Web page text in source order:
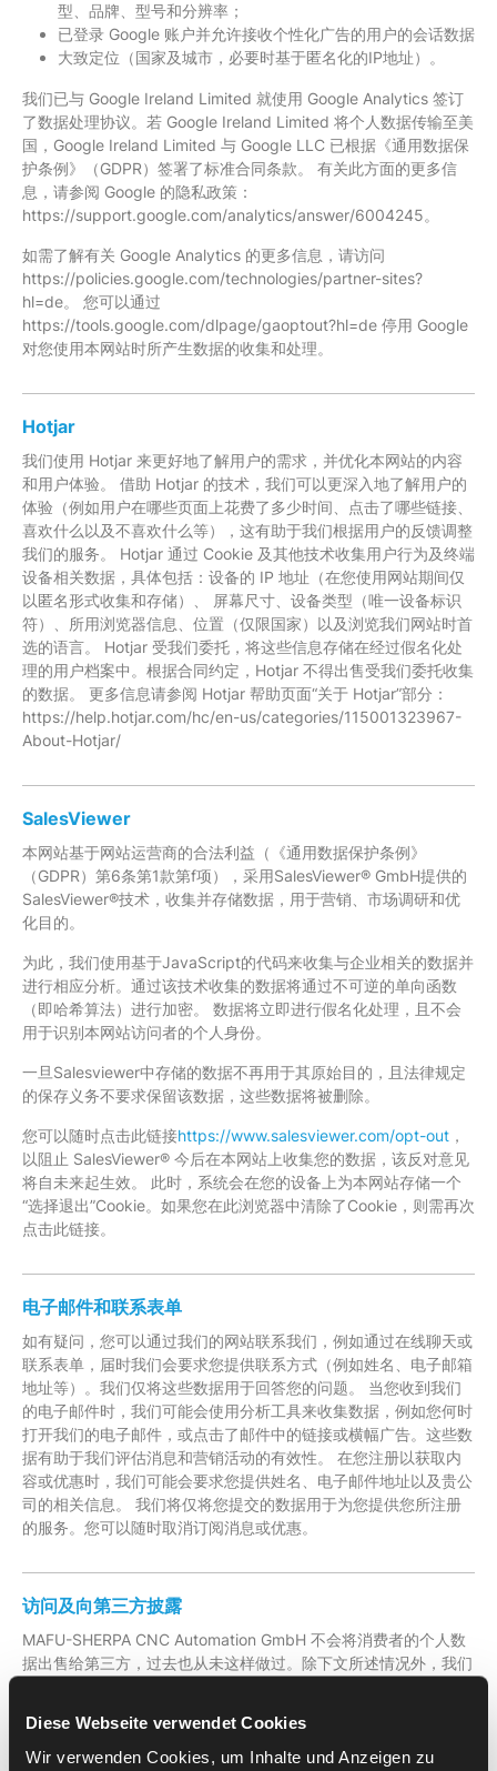
Diese Webseite verwendet Cookies
Wir verwenden Cookies, um Inhalte und Anzeigen zu
型、品牌、型号和分辨率；
已登录 Google 账户并允许接收个性化广告的用户的会话数据
大致定位（国家及城市，必要时基于匿名化的IP地址）。
我们已与 Google Ireland Limited 就使用 Google Analytics 签订
了数据处理协议。若 Google Ireland Limited 将个人数据传输至美
国，Google Ireland Limited 与 Google LLC 已根据《通用数据保
护条例》（GDPR）签署了标准合同条款。 有关此方面的更多信
息，请参阅 Google 的隐私政策：
https://support.google.com/analytics/answer/6004245。
如需了解有关 Google Analytics 的更多信息，请访问
https://policies.google.com/technologies/partner-sites?
hl=de。 您可以通过
https://tools.google.com/dlpage/gaoptout?hl=de 停用 Google
对您使用本网站时所产生数据的收集和处理。
Hotjar
我们使用 Hotjar 来更好地了解用户的需求，并优化本网站的内容
和用户体验。 借助 Hotjar 的技术，我们可以更深入地了解用户的
体验（例如用户在哪些页面上花费了多少时间、点击了哪些链接、
喜欢什么以及不喜欢什么等），这有助于我们根据用户的反馈调整
我们的服务。 Hotjar 通过 Cookie 及其他技术收集用户行为及终端
设备相关数据，具体包括：设备的 IP 地址（在您使用网站期间仅
以匿名形式收集和存储）、 屏幕尺寸、设备类型（唯一设备标识
符）、所用浏览器信息、位置（仅限国家）以及浏览我们网站时首
选的语言。 Hotjar 受我们委托，将这些信息存储在经过假名化处
理的用户档案中。根据合同约定，Hotjar 不得出售受我们委托收集
的数据。 更多信息请参阅 Hotjar 帮助页面“关于 Hotjar”部分：
https://help.hotjar.com/hc/en-us/categories/115001323967-
About-Hotjar/
SalesViewer
本网站基于网站运营商的合法利益（《通用数据保护条例》
（GDPR）第6条第1款第f项），采用SalesViewer® GmbH提供的
SalesViewer®技术，收集并存储数据，用于营销、市场调研和优
化目的。
为此，我们使用基于JavaScript的代码来收集与企业相关的数据并
进行相应分析。通过该技术收集的数据将通过不可逆的单向函数
（即哈希算法）进行加密。 数据将立即进行假名化处理，且不会
用于识别本网站访问者的个人身份。
一旦Salesviewer中存储的数据不再用于其原始目的，且法律规定
的保存义务不要求保留该数据，这些数据将被删除。
您可以随时点击此链接https://www.salesviewer.com/opt-out ，
以阻止 SalesViewer® 今后在本网站上收集您的数据，该反对意见
将自未来起生效。 此时，系统会在您的设备上为本网站存储一个
“选择退出”Cookie。如果您在此浏览器中清除了Cookie，则需再次
点击此链接。
电子邮件和联系表单
如有疑问，您可以通过我们的网站联系我们，例如通过在线聊天或
联系表单，届时我们会要求您提供联系方式（例如姓名、电子邮箱
地址等）。我们仅将这些数据用于回答您的问题。 当您收到我们
的电子邮件时，我们可能会使用分析工具来收集数据，例如您何时
打开我们的电子邮件，或点击了邮件中的链接或横幅广告。这些数
据有助于我们评估消息和营销活动的有效性。 在您注册以获取内
容或优惠时，我们可能会要求您提供姓名、电子邮件地址以及贵公
司的相关信息。 我们将仅将您提交的数据用于为您提供您所注册
的服务。您可以随时取消订阅消息或优惠。
访问及向第三方披露
MAFU-SHERPA CNC Automation GmbH 不会将消费者的个人数
据出售给第三方，过去也从未这样做过。除下文所述情况外，我们
得信赖的外部服务提供商合作。 向服务提供商披露的数据仅限于
提供所承诺服务所必需的范围，且我们通过合同要求其对我们披露